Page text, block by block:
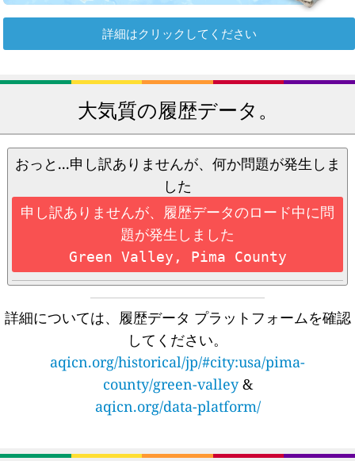
詳細はクリックしてください
大気質の履歴データ。
おっと...申し訳ありませんが、何か問題が発生しま
した
申し訳ありませんが、履歴データのロード中に問
題が発生しました
Green Valley, Pima County
詳細については、履歴データ プラットフォームを確認
してください。
aqicn.org/historical/jp/#city:usa/pima-
county/green-valley&
aqicn.org/data-platform/